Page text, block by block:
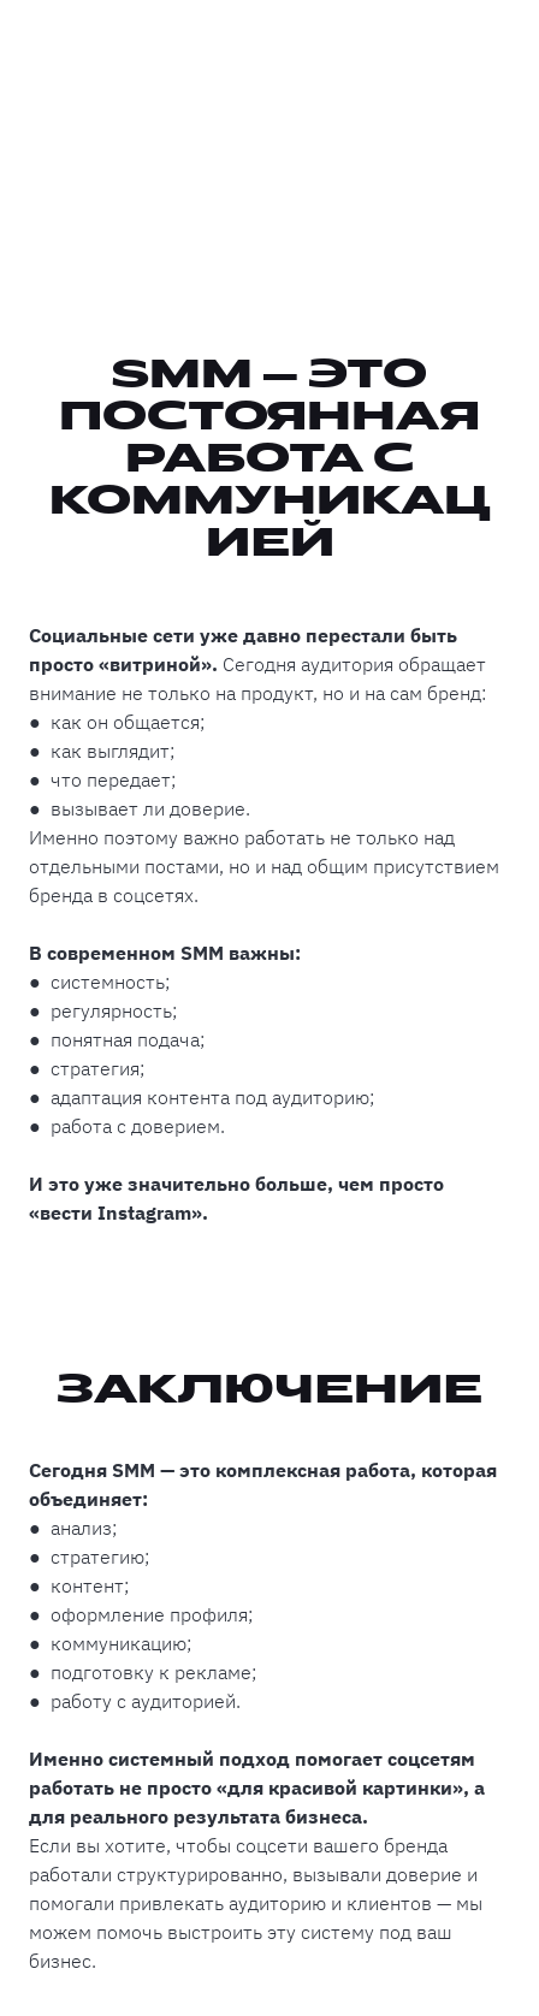
SMM — ЭТО
ПОСТОЯННАЯ
РАБОТА С
КОММУНИКАЦ
ИЕЙ
Социальные сети уже давно перестали быть
просто «витриной». Сегодня аудитория обращает
внимание не только на продукт, но и на сам бренд:
● как он общается;
● как выглядит;
● что передает;
● вызывает ли доверие.
Именно поэтому важно работать не только над
отдельными постами, но и над общим присутствием
бренда в соцсетях.
В современном SMM важны:
● системность;
● регулярность;
● понятная подача;
● стратегия;
● адаптация контента под аудиторию;
● работа с доверием.
И это уже значительно больше, чем просто
«вести Instagram».
ЗАКЛЮЧЕНИЕ
Сегодня SMM — это комплексная работа, которая
объединяет:
● анализ;
● стратегию;
● контент;
● оформление профиля;
● коммуникацию;
● подготовку к рекламе;
● работу с аудиторией.
Именно системный подход помогает соцсетям
работать не просто «для красивой картинки», а
для реального результата бизнеса.
Если вы хотите, чтобы соцсети вашего бренда
работали структурированно, вызывали доверие и
помогали привлекать аудиторию и клиентов — мы
можем помочь выстроить эту систему под ваш
бизнес.